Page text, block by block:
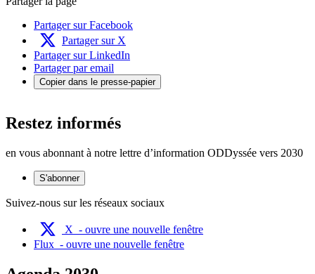
Partager sur Facebook
Partager sur X
Partager sur LinkedIn
Partager par email
Copier dans le presse-papier
Restez informés
en vous abonnant à notre lettre d’information ODDyssée vers 2030
S'abonner
Suivez-nous sur les réseaux sociaux
X - ouvre une nouvelle fenêtre
Flux - ouvre une nouvelle fenêtre